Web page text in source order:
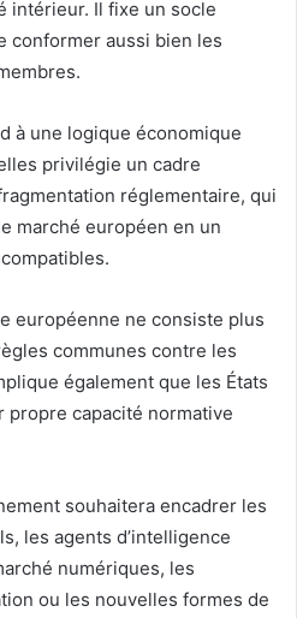
intérieur. Il fixe un socle
conformer aussi bien les
à une logique économique
privilégie un cadre
réglementaire, qui
marché européen en un
européenne ne consiste plus
communes contre les
également que les États
capacité normative
souhaitera encadrer les
les agents d’intelligence
numériques, les
ou les nouvelles formes de